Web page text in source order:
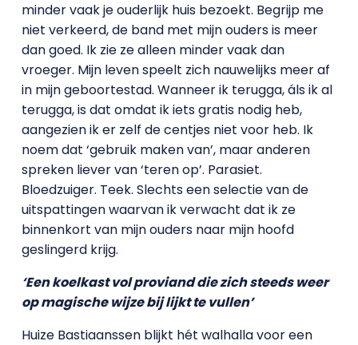
minder vaak je ouderlijk huis bezoekt. Begrijp me
niet verkeerd, de band met mijn ouders is meer
dan goed. Ik zie ze alleen minder vaak dan
vroeger. Mijn leven speelt zich nauwelijks meer af
in mijn geboortestad. Wanneer ik terugga, áls ik al
terugga, is dat omdat ik iets gratis nodig heb,
aangezien ik er zelf de centjes niet voor heb. Ik
noem dat ‘gebruik maken van’, maar anderen
spreken liever van ‘teren op’. Parasiet.
Bloedzuiger. Teek. Slechts een selectie van de
uitspattingen waarvan ik verwacht dat ik ze
binnenkort van mijn ouders naar mijn hoofd
geslingerd krijg.
‘Een koelkast vol proviand die zich steeds weer
op magische wijze bij lijkt te vullen’
Huize Bastiaanssen blijkt hét walhalla voor een